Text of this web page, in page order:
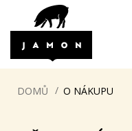
DOMŮ O NÁKUPU